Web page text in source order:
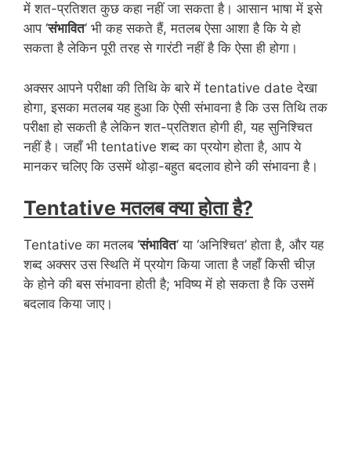
में शत-प्रतिशत कुछ कहा नहीं जा सकता है। आसान भाषा में इसे
आप ‘संभावित‘ भी कह सकते हैं, मतलब ऐसा आशा है कि ये हो
सकता है लेकिन पूरी तरह से गारंटी नहीं है कि ऐसा ही होगा।
अक्सर आपने परीक्षा की तिथि के बारे में tentative date देखा
होगा, इसका मतलब यह हुआ कि ऐसी संभावना है कि उस तिथि तक
परीक्षा हो सकती है लेकिन शत-प्रतिशत होगी ही, यह सुनिश्चित
नहीं है। जहाँ भी tentative शब्द का प्रयोग होता है, आप ये
मानकर चलिए कि उसमें थोड़ा-बहुत बदलाव होने की संभावना है।
Tentative मतलब क्या होता है?
Tentative का मतलब ‘संभावित‘ या ‘अनिश्चित’ होता है, और यह
शब्द अक्सर उस स्थिति में प्रयोग किया जाता है जहाँ किसी चीज़
के होने की बस संभावना होती है; भविष्य में हो सकता है कि उसमें
बदलाव किया जाए।